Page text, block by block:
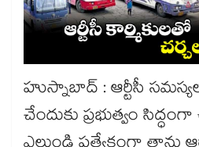
హుస్నాబాద్ : ఆర్టీసీ
చేందుకు ప్రభుత్వం